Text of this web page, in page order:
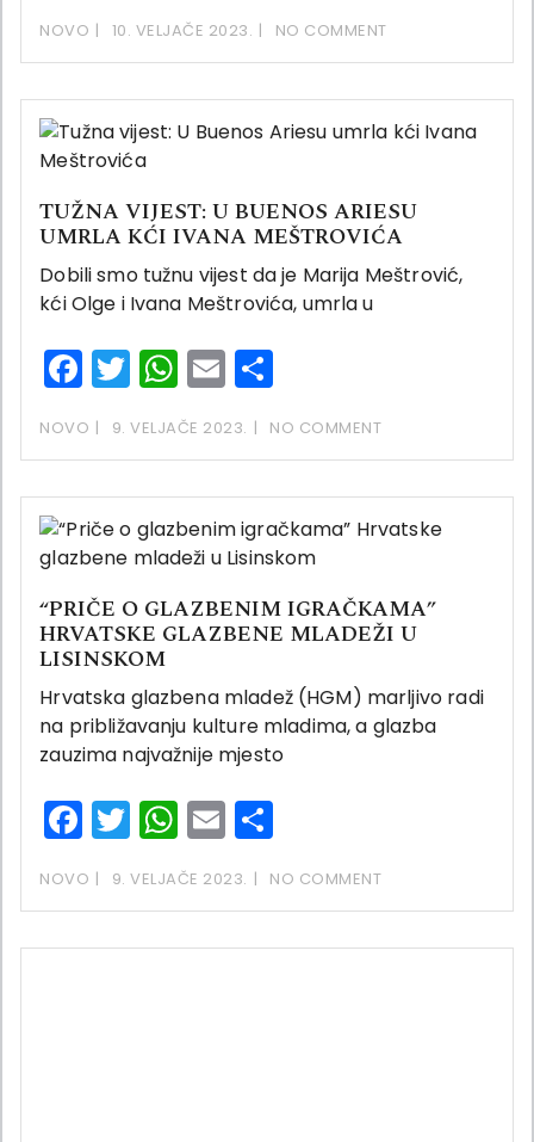
NOVO 10. VELJAČE 2023. NO COMMENT
TUŽNA VIJEST: U BUENOS ARIESU
UMRLA KĆI IVANA MEŠTROVIĆA
Dobili smo tužnu vijest da je Marija Meštrović,
kći Olge i Ivana Meštrovića, umrla u
Facebook
Twitter
WhatsApp
Email
NOVO 9. VELJAČE 2023. NO COMMENT
“PRIČE O GLAZBENIM IGRAČKAMA”
HRVATSKE GLAZBENE MLADEŽI U
LISINSKOM
Hrvatska glazbena mladež (HGM) marljivo radi
na približavanju kulture mladima, a glazba
zauzima najvažnije mjesto
Facebook
Twitter
WhatsApp
Email
NOVO 9. VELJAČE 2023. NO COMMENT